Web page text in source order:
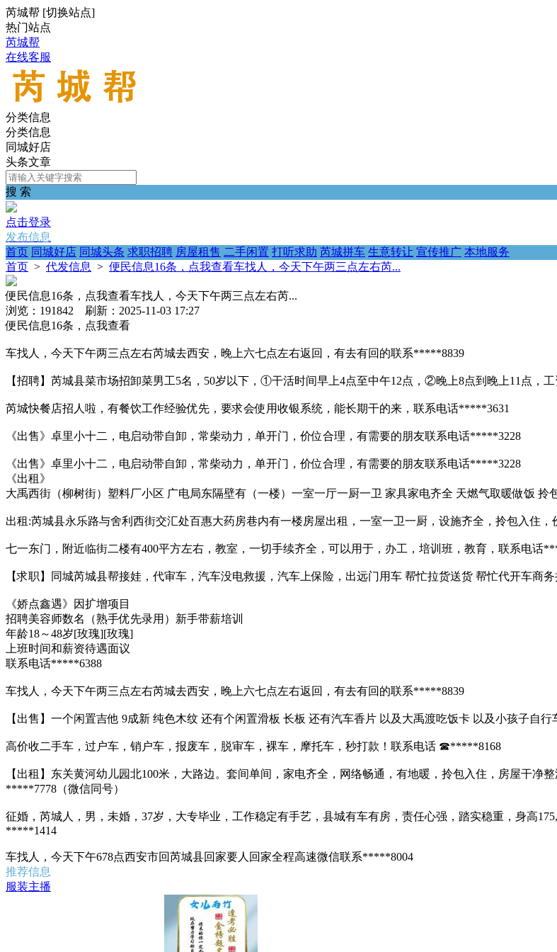
芮城帮 [切换站点]
热门站点
芮城帮
在线客服
分类信息
分类信息
同城好店
头条文章
搜 索
点击登录
发布信息
首页 同城好店 同城头条 求职招聘 房屋租售 二手闲置 打听求助 芮城拼车 生意转让 宣传推广 本地服务
首页 > 代发信息 > 便民信息16条，点我查看车找人，今天下午两三点左右芮...
便民信息16条，点我查看车找人，今天下午两三点左右芮...
浏览：191842 刷新：2025-11-03 17:27
便民信息16条，点我查看
车找人，今天下午两三点左右芮城去西安，晚上六七点左右返回，有去有回的联系*****8839
【招聘】芮城县菜市场招卸菜男工5名，50岁以下，①干活时间早上4点至中午12点，②晚上8点到晚上11点，
芮城快餐店招人啦，有餐饮工作经验优先，要求会使用收银系统，能长期干的来，联系电话*****3631
《出售》卓里小十二，电启动带自卸，常柴动力，单开门，价位合理，有需要的朋友联系电话*****3228
《出售》卓里小十二，电启动带自卸，常柴动力，单开门，价位合理，有需要的朋友联系电话*****3228
《出租》
大禹西街（柳树街）塑料厂小区 广电局东隔壁有（一楼）一室一厅一厨一卫 家具家电齐全 天燃气取暖做饭
出租:芮城县永乐路与舍利西街交汇处百惠大药房巷内有一楼房屋出租，一室一卫一厨，设施齐全，拎包入住
七一东门，附近临街二楼有400平方左右，教室，一切手续齐全，可以用于，办工，培训班，教育，联系电话
【求职】同城芮城县帮接娃，代审车，汽车没电救援，汽车上保险，出远门用车 帮忙拉货送货 帮忙代开车
《娇点鑫遇》因扩增项目
招聘美容师数名（熟手优先录用）新手带薪培训
年龄18～48岁[玫瑰][玫瑰]
上班时间和薪资待遇面议
联系电话*****6388
车找人，今天下午两三点左右芮城去西安，晚上六七点左右返回，有去有回的联系*****8839
【出售】一个闲置吉他 9成新 纯色木纹 还有个闲置滑板 长板 还有汽车香片 以及大禹渡吃饭卡 以及小孩子自
高价收二手车，过户车，销户车，报废车，脱审车，裸车，摩托车，秒打款！联系电话 ☎*****8168
【出租】东关黄河幼儿园北100米，大路边。套间单间，家电齐全，网络畅通，有地暖，拎包入住，房屋干
*****7778（微信同号）
征婚，芮城人，男，未婚，37岁，大专毕业，工作稳定有手艺，县城有车有房，责任心强，踏实稳重，身高
*****1414
车找人，今天下午678点西安市回芮城县回家要人回家全程高速微信联系*****8004
推荐信息
服装主播